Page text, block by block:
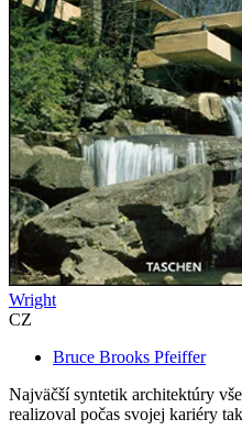
Wright
CZ
Bruce Brooks Pfeiffer
Najväčší syntetik architektúry
realizoval počas svojej kariéry